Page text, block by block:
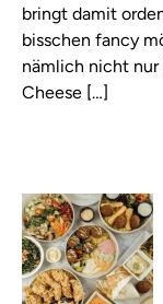
bringt damit
bisschen fancy
nämlich nicht nur
Cheese […]